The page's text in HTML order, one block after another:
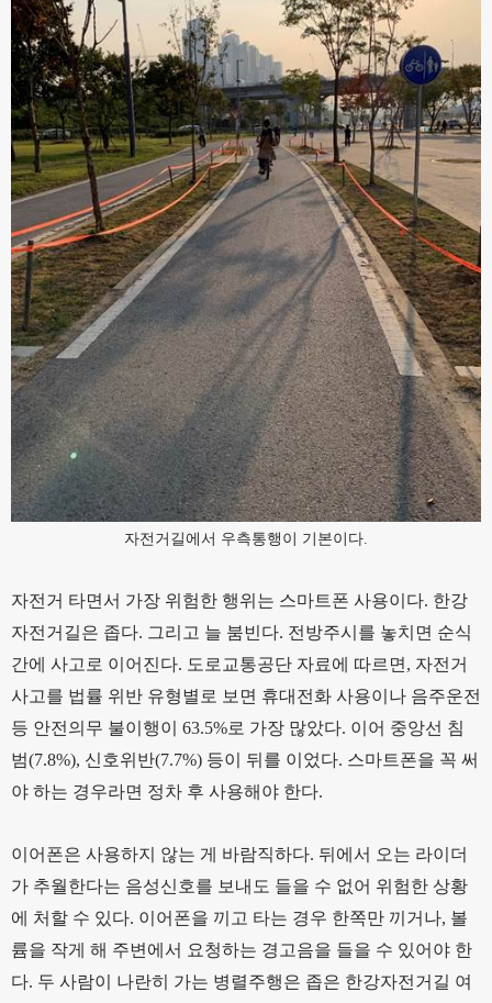
자전거길에서 우측통행이 기본이다.
자전거 타면서 가장 위험한 행위는 스마트폰 사용이다. 한강
자전거길은 좁다. 그리고 늘 붐빈다. 전방주시를 놓치면 순식
간에 사고로 이어진다. 도로교통공단 자료에 따르면, 자전거
사고를 법률 위반 유형별로 보면 휴대전화 사용이나 음주운전
등 안전의무 불이행이 63.5%로 가장 많았다. 이어 중앙선 침
범(7.8%), 신호위반(7.7%) 등이 뒤를 이었다. 스마트폰을 꼭 써
야 하는 경우라면 정차 후 사용해야 한다.
이어폰은 사용하지 않는 게 바람직하다. 뒤에서 오는 라이더
가 추월한다는 음성신호를 보내도 들을 수 없어 위험한 상황
에 처할 수 있다. 이어폰을 끼고 타는 경우 한쪽만 끼거나, 볼
륨을 작게 해 주변에서 요청하는 경고음을 들을 수 있어야 한
다. 두 사람이 나란히 가는 병렬주행은 좁은 한강자전거길 여